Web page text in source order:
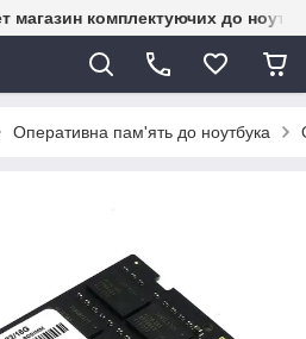
магазин комплектуючих до
Оперативна пам'ять до ноутбука